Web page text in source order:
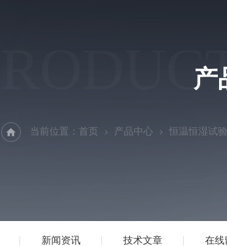
新闻资讯 技术文章 在线
产
当前位置： 首页 产品中心 恒温恒湿试